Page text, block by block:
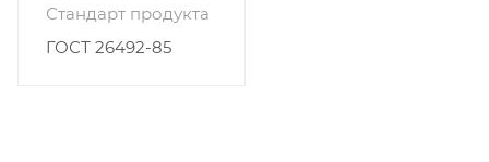
Стандарт продукта
ГОСТ 26492-85